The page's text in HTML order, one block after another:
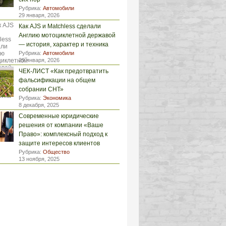
Рубрика: Автомобили
29 января, 2026
Как AJS и Matchless сделали
Англию мотоциклетной державой
— история, характер и техника
Рубрика: Автомобили
29 января, 2026
ЧЕК-ЛИСТ «Как предотвратить
фальсификации на общем
собрании СНТ»
Рубрика: Экономика
8 декабря, 2025
Современные юридические
решения от компании «Ваше
Право»: комплексный подход к
защите интересов клиентов
Рубрика: Общество
13 ноября, 2025